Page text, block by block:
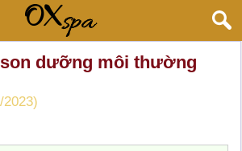
dưỡng môi thường
2023)